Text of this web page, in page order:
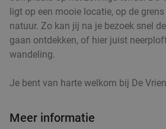
Wandelarrangement incl.
+ lunch bij SNTZL. De Zwaan
Vandaag Di Wo Do Vr
Za
Oirschot
ligt op een mooie locatie, op de
natuur. Zo kan jij na je bezoek snel
gaan ontdekken, of hier juist
wandeling.
Je bent van harte welkom bij De
Meer informatie